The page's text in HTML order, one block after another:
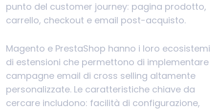
punto del customer journey: pagina prodotto,
carrello, checkout e email post-acquisto.
Magento e PrestaShop hanno i loro ecosistemi
di estensioni che permettono di implementare
campagne email di cross selling altamente
personalizzate. Le caratteristiche chiave da
cercare includono: facilità di configurazione,